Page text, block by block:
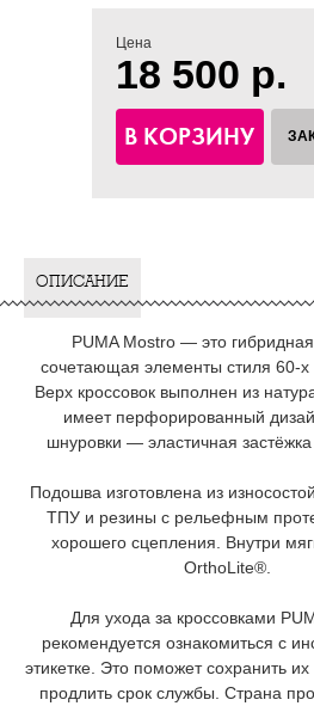
Цена
18 500 р.
В КОРЗИНУ
ОПИСАНИЕ
PUMA Mostro — это
сочетающая элементы стиля 60-х
Верх кроссовок выполнен из
имеет перфорированный
шнуровки — эластичная застёжка
Подошва изготовлена из
ТПУ и резины с рельефным
хорошего сцепления. Внутри
OrthoLite®.
Для ухода за кроссовками
рекомендуется ознакомиться с
этикетке. Это поможет сохранить
продлить срок службы. Страна